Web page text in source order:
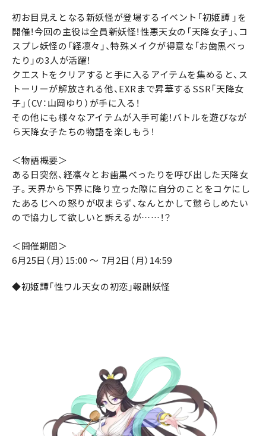
初お目見えとなる新妖怪が登場するイベント「初姫譚 」を
開催！今回の主役は全員新妖怪！性悪天女の「天降女子」、コ
スプレ妖怪の「経凛々」、特殊メイクが得意な「お歯黒べっ
たり」の3人が活躍！
クエストをクリアすると手に入るアイテムを集めると、ス
トーリーが解放される他、EXRまで昇華するSSR「天降女
子」（CV：山岡ゆり）が手に入る！
その他にも様々なアイテムが入手可能！バトルを遊びなが
ら天降女子たちの物語を楽しもう！
＜物語概要＞
ある日突然、経凛々とお歯黒べったりを呼び出した天降女
子。天界から下界に降り立った際に自分のことをコケにし
たあるじへの怒りが収まらず、なんとかして懲らしめたい
ので協力して欲しいと訴えるが……！？
＜開催期間＞
6月25日（月）15:00 ～ 7月2日（月）14:59
◆初姫譚「性ワル天女の初恋」報酬妖怪